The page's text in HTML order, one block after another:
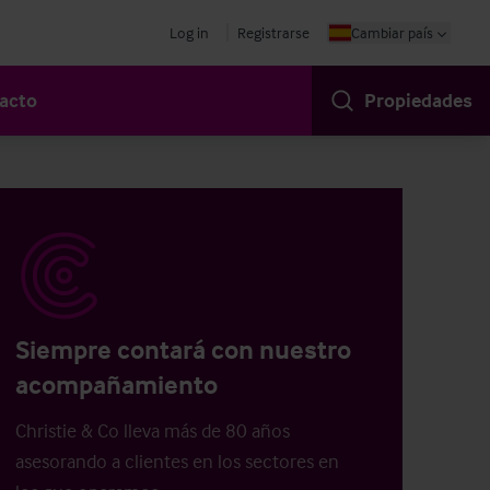
Log in Registrarse Cambiar país
Propiedades
Siempre contará con nuestro
acompañamiento
Christie & Co lleva más de 80 años
asesorando a clientes en los sectores en